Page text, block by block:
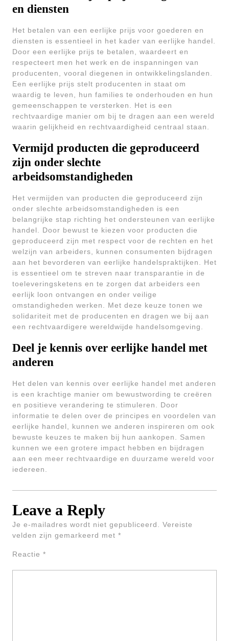
en diensten
Het betalen van een eerlijke prijs voor goederen en
diensten is essentieel in het kader van eerlijke handel.
Door een eerlijke prijs te betalen, waardeert en
respecteert men het werk en de inspanningen van
producenten, vooral diegenen in ontwikkelingslanden.
Een eerlijke prijs stelt producenten in staat om
waardig te leven, hun families te onderhouden en hun
gemeenschappen te versterken. Het is een
rechtvaardige manier om bij te dragen aan een wereld
waarin gelijkheid en rechtvaardigheid centraal staan.
Vermijd producten die geproduceerd
zijn onder slechte
arbeidsomstandigheden
Het vermijden van producten die geproduceerd zijn
onder slechte arbeidsomstandigheden is een
belangrijke stap richting het ondersteunen van eerlijke
handel. Door bewust te kiezen voor producten die
geproduceerd zijn met respect voor de rechten en het
welzijn van arbeiders, kunnen consumenten bijdragen
aan het bevorderen van eerlijke handelspraktijken. Het
is essentieel om te streven naar transparantie in de
toeleveringsketens en te zorgen dat arbeiders een
eerlijk loon ontvangen en onder veilige
omstandigheden werken. Met deze keuze tonen we
solidariteit met de producenten en dragen we bij aan
een rechtvaardigere wereldwijde handelsomgeving.
Deel je kennis over eerlijke handel met
anderen
Het delen van kennis over eerlijke handel met anderen
is een krachtige manier om bewustwording te creëren
en positieve verandering te stimuleren. Door
informatie te delen over de principes en voordelen van
eerlijke handel, kunnen we anderen inspireren om ook
bewuste keuzes te maken bij hun aankopen. Samen
kunnen we een grotere impact hebben en bijdragen
aan een meer rechtvaardige en duurzame wereld voor
iedereen.
Leave a Reply
Je e-mailadres wordt niet gepubliceerd.
Vereiste
velden zijn gemarkeerd met *
Reactie *